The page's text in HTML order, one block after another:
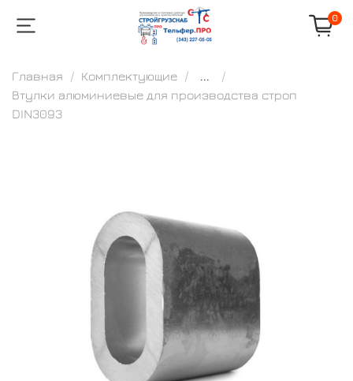
0
Главная Комплектующие
...
Втулки алюминиевые для производства строп
DIN3093